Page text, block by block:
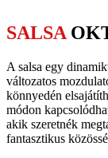
SALSA
A salsa egy
változatos
könnyedén
módon
akik szeretnék
fantasztikus